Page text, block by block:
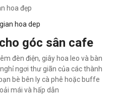
góc sân cafe
đèn điện, giây hoa leo và bàn
ngơi thư giãn của các thành
bè bên ly cà phê hoặc buffe
mái và hấp dẫn